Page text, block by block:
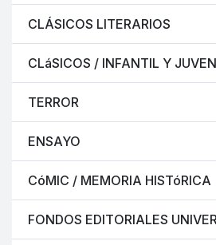
CLÁSICOS LITERARIOS
CLáSICOS / INFANTIL Y
TERROR
ENSAYO
CóMIC / MEMORIA HISTóRICA
FONDOS EDITORIALES